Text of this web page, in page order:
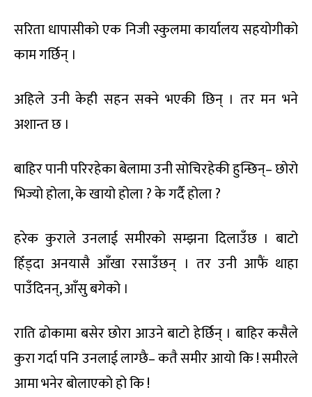
सरिता धापासीको एक निजी स्कुलमा कार्यालय सहयोगीको
काम गर्छिन् ।
अहिले उनी केही सहन सक्ने भएकी छिन् । तर मन भने
अशान्त छ ।
बाहिर पानी परिरहेका बेलामा उनी सोचिरहेकी हुन्छिन्– छोरो
भिज्यो होला, के खायो होला ? के गर्दै होला ?
हरेक कुराले उनलाई समीरको सम्झना दिलाउँछ । बाटो
हिँड्दा अनयासै आँखा रसाउँछन् । तर उनी आफैं थाहा
पाउँदिनन्, आँसु बगेको ।
राति ढोकामा बसेर छोरा आउने बाटो हेर्छिन् । बाहिर कसैले
कुरा गर्दा पनि उनलाई लाग्छै– कतै समीर आयो कि ! समीरले
आमा भनेर बोलाएको हो कि !